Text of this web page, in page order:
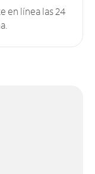
en línea las 24